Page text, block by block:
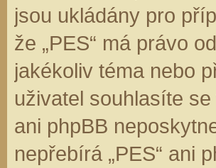
jsou ukládány pro
že „PES“ má právo
jakékoliv téma nebo
uživatel souhlasíte
ani phpBB
nepřebírá „PES“ ani